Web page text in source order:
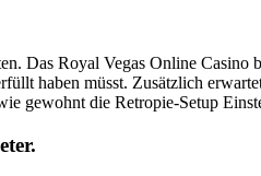
Das Royal Vegas Online
haben müsst. Zusätzlich
gewohnt die Retropie-Setup